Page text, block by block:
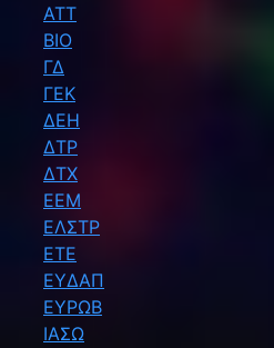
ΑΤΤ
ΒΙΟ
ΓΔ
ΓΕΚ
ΔΕΗ
ΔΤΡ
ΔΤΧ
ΕΕΜ
ΕΛΣΤΡ
ΕΤΕ
ΕΥΔΑΠ
ΕΥΡΩΒ
ΙΑΣΩ